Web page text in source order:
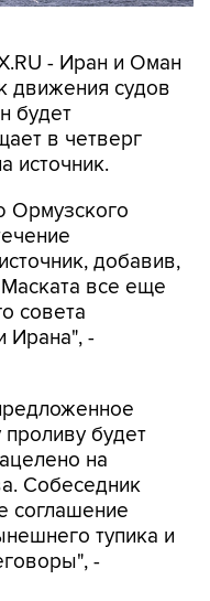
- Иран и Оман
движения судов
будет
в четверг
источник.
Ормузского
добавив,
все еще
совета
Ирана", -
будет
на
Собеседник
соглашение
тупика и
-